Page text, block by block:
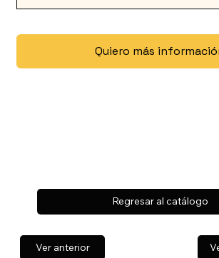
Ver anterior
Regresar al catálogo
Quiero más